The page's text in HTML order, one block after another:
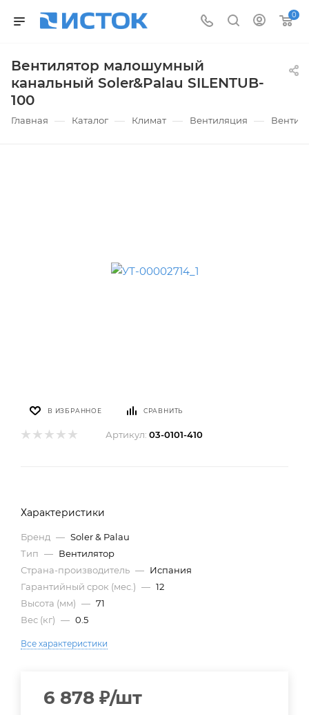
0
Вентилятор малошумный
канальный Soler&Palau SILENTUB-
100
Главная — Каталог — Климат — Вентиляция —
В ИЗБРАННОЕ СРАВНИТЬ
Артикул: 03-0101-410
Характеристики
Бренд — Soler & Palau
Тип — Вентилятор
Страна-производитель — Испания
Гарантийный срок (мес.) — 12
Высота (мм) — 71
Вес (кг) — 0.5
Все характеристики
6 878 ₽/шт